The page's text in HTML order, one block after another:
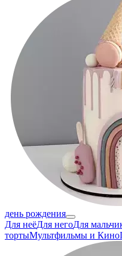
день рождения
Для неёДля негоДля
тортыМультфильмы и Кино